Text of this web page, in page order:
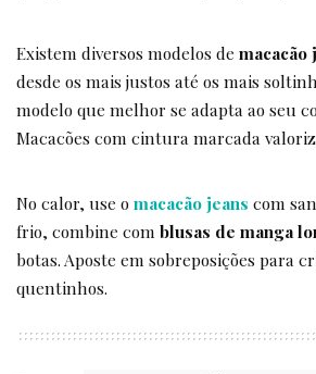
Existem diversos modelos de macacão
desde os mais justos até os mais
modelo que melhor se adapta ao seu
Macacões com cintura marcada
No calor, use omacacão jeans com
frio, combine com blusas de manga
botas. Aposte em sobreposições para
quentinhos.